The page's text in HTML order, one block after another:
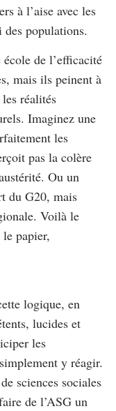
à l’aise avec les
des populations.
de l’efficacité
mais ils peinent à
réalités
Imaginez une
les
pas la colère
Ou un
du G20, mais
Voilà le
papier,
logique, en
lucides et
les
y réagir.
sciences sociales
de l’ASG un